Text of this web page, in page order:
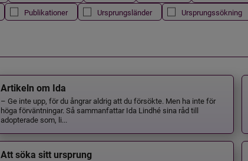
Publikationer Ursprungsländer Ursprungssökning
Artikeln om Ida
– Ge inte upp, för du ångrar aldrig att du försökte. Men ha inte för
höga förväntningar. Så sammanfattar Ida Lindhé sina råd till
adopterade som, li...
Att söka sitt ursprung